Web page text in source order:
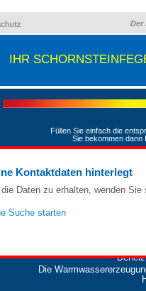
Der
IHR
Füllen Sie einfach die
Sie bekommen
Ihr
Ihr
Die
Kontaktdaten hinterlegt
die Daten zu erhalten, wenden
Suche starten